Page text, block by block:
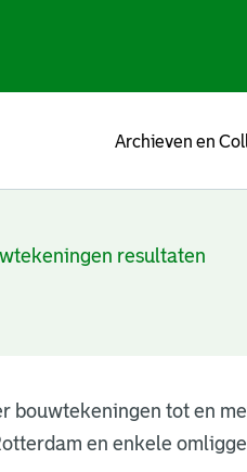
Archieven en
resultaten
bouwtekeningen tot en
en enkele